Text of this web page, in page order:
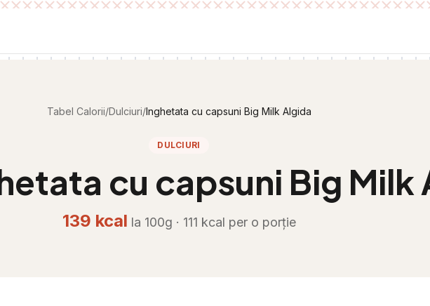
Tabel Calorii/Dulciuri/Inghetata cu capsuni Big Milk Algida
DULCIURI
cu capsuni Big Milk
139 kcal la 100g · 111 kcal per o porție